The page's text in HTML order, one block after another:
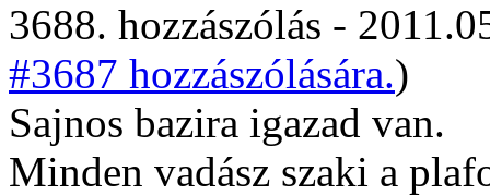
3688. hozzászólás -
#3687 hozzászólására.)
Sajnos bazira igazad van.
Minden vadász szaki a